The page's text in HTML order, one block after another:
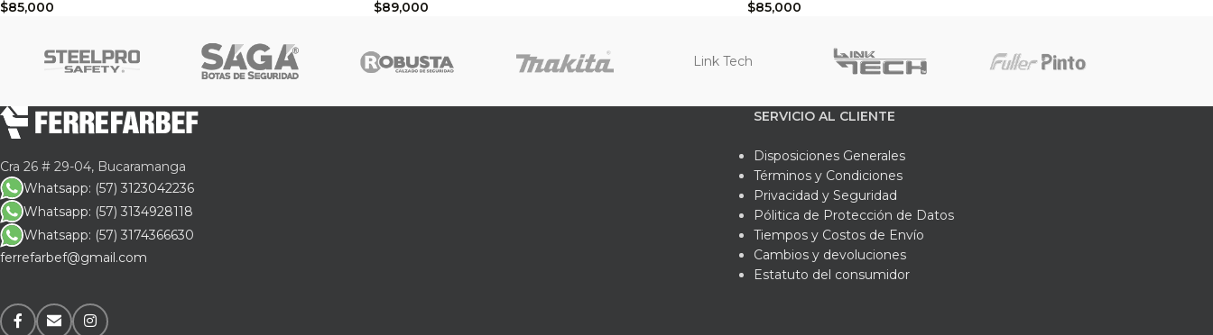
$85,000 $89,000 $85,000
Link Tech
Cra 26 # 29-04, Bucaramanga
Whatsapp: (57) 3123042236
Whatsapp: (57) 3134928118
Whatsapp: (57) 3174366630
ferrefarbef@gmail.com
SERVICIO AL CLIENTE
Disposiciones Generales
Términos y Condiciones
Privacidad y Seguridad
Pólitica de Protección de Datos
Tiempos y Costos de Envío
Cambios y devoluciones
Estatuto del consumidor